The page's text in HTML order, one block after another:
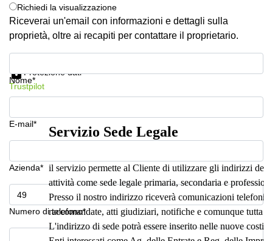
Richiedi la visualizzazione
Riceverai un'email con informazioni e dettagli sulla
proprietà, oltre ai recapiti per contattare il proprietario.
Nome*
E-mail*
Azienda*
Numero di telefono*
Protezione dati
Trustpilot
Servizio Sede Legale
il servizio permette al Cliente di utilizzare gli indirizzi
attività come sede legale primaria, secondaria e
Presso il nostro indirizzo riceverà comunicazioni
raccomandate, atti giudiziari, notifiche e comunque
L'indirizzo di sede potrà essere inserito nelle nuove